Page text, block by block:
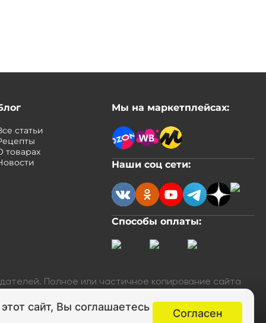
статьи
товарах
Мы на маркетплейсах:
Наши соц сети:
Способы оплаты:
Полное или частичное копирование сайта
сайт, Вы соглашаетесь
Согласен